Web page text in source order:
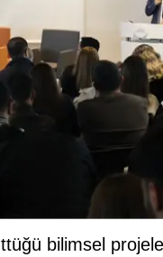
bilimsel